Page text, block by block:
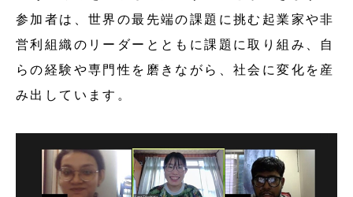
参加者は、世界の最先端の課題に挑む起業家や非
営利組織のリーダーとともに課題に取り組み、自
らの経験や専門性を磨きながら、社会に変化を産
み出しています。